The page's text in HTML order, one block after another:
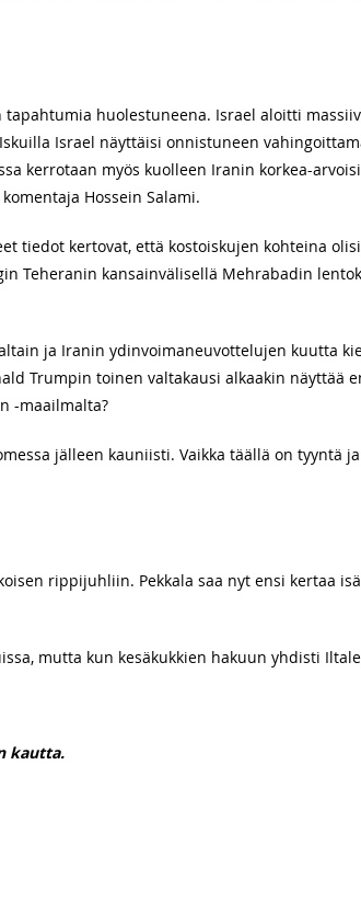
tapahtumia huolestuneena. Israel aloitti
Israel näyttäisi onnistuneen
kerrotaan myös kuolleen Iranin korkea-
Hossein Salami.
tiedot kertovat, että kostoiskujen kohteina
Teheranin kansainvälisellä Mehrabadin
ja Iranin ydinvoimaneuvottelujen kuutta
Trumpin toinen valtakausi alkaakin näyttää
-maailmalta?
jälleen kauniisti. Vaikka täällä on tyyntä
rippijuhliin. Pekkala saa nyt ensi kertaa
mutta kun kesäkukkien hakuun yhdisti
kautta.